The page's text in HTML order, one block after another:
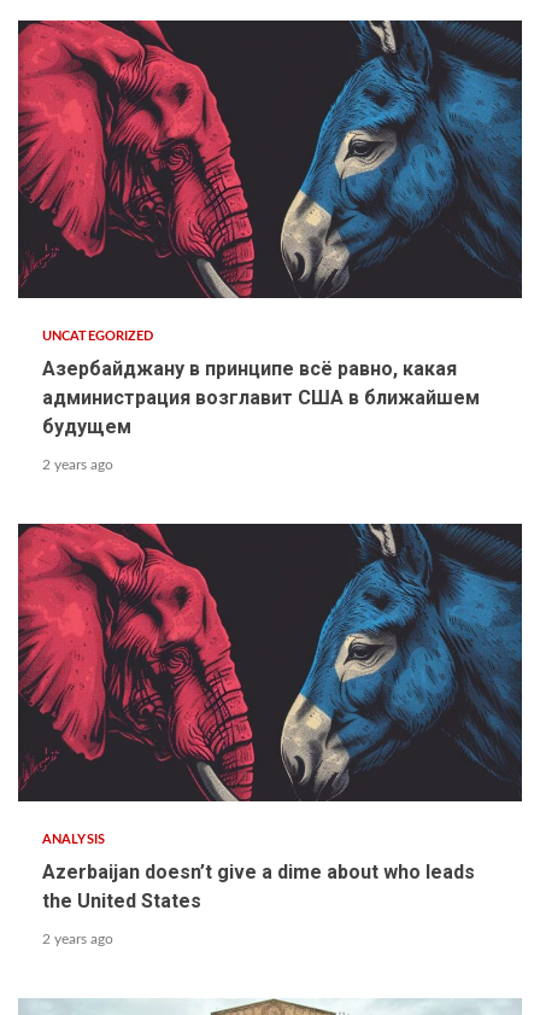
UNCATEGORIZED
Азербайджану в принципе всё равно, какая
администрация возглавит США в ближайшем
будущем
2 years ago
ANALYSIS
Azerbaijan doesn’t give a dime about who leads
the United States
2 years ago